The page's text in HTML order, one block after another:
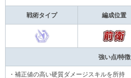
戦術タイプ 編成位置
強い点/特徴
・補正値の高い硬質ダメージスキルを所持